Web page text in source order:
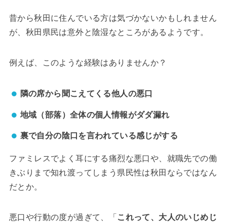
昔から秋田に住んでいる方は気づかないかもしれません
が、秋田県民は意外と陰湿なところがあるようです。
例えば、このような経験はありませんか？
隣の席から聞こえてくる他人の悪口
地域（部落）全体の個人情報がダダ漏れ
裏で自分の陰口を言われている感じがする
ファミレスでよく耳にする痛烈な悪口や、就職先での働
きぶりまで知れ渡ってしまう県民性は秋田ならではなん
だとか。
悪口や行動の度が過ぎて、「 これって、大人のいじめじ